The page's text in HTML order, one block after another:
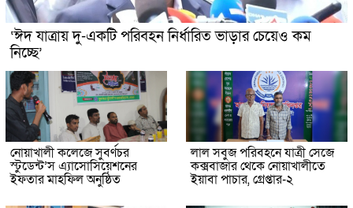
‘ঈদ যাত্রায় দু-একটি পরিবহন নির্ধারিত ভাড়ার চেয়েও কম
নিচ্ছে’
নোয়াখালী কলেজে সুবর্ণচর
স্টুডেন্ট’স এ্যাসোসিয়েশনের
ইফতার মাহফিল অনুষ্ঠিত
লাল সবুজ পরিবহনে যাত্রী সেজে
কক্সবাজার থেকে নোয়াখালীতে
ইয়াবা পাচার, গ্রেপ্তার-২